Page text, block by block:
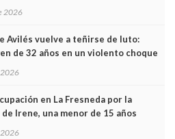
los trenes que no cabían por los
2026
Avilés vuelve a teñirse de luto:
de 32 años en un violento choque
2026
en La Fresneda por la
Irene, una menor de 15 años
2026